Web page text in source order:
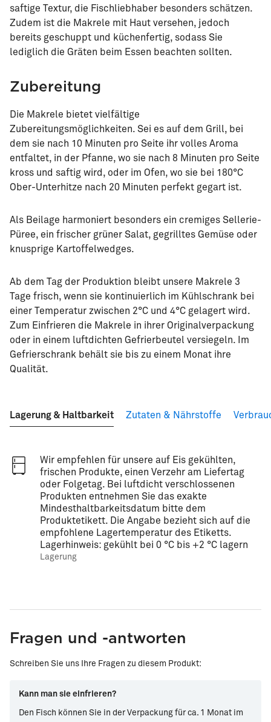
saftige Textur, die Fischliebhaber besonders schätzen.
Zudem ist die Makrele mit Haut versehen, jedoch
bereits geschuppt und küchenfertig, sodass Sie
lediglich die Gräten beim Essen beachten sollten.
Zubereitung
Die Makrele bietet vielfältige
Zubereitungsmöglichkeiten. Sei es auf dem Grill, bei
dem sie nach 10 Minuten pro Seite ihr volles Aroma
entfaltet, in der Pfanne, wo sie nach 8 Minuten pro Seite
kross und saftig wird, oder im Ofen, wo sie bei 180°C
Ober-Unterhitze nach 20 Minuten perfekt gegart ist.
Als Beilage harmoniert besonders ein cremiges Sellerie-
Püree, ein frischer grüner Salat, gegrilltes Gemüse oder
knusprige Kartoffelwedges.
Ab dem Tag der Produktion bleibt unsere Makrele 3
Tage frisch, wenn sie kontinuierlich im Kühlschrank bei
einer Temperatur zwischen 2°C und 4°C gelagert wird.
Zum Einfrieren die Makrele in ihrer Originalverpackung
oder in einem luftdichten Gefrierbeutel versiegeln. Im
Gefrierschrank behält sie bis zu einem Monat ihre
Qualität.
Lagerung & Haltbarkeit Zutaten & Nährstoffe
Wir empfehlen für unsere auf Eis gekühlten,
frischen Produkte, einen Verzehr am Liefertag
oder Folgetag. Bei luftdicht verschlossenen
Produkten entnehmen Sie das exakte
Mindesthaltbarkeitsdatum bitte dem
Produktetikett. Die Angabe bezieht sich auf die
empfohlene Lagertemperatur des Etiketts.
Lagerhinweis: gekühlt bei 0 °C bis +2 °C lagern
Lagerung
Fragen und -antworten
Schreiben Sie uns Ihre Fragen zu diesem Produkt:
Kann man sie einfrieren?
Den Fisch können Sie in der Verpackung für ca. 1 Monat im